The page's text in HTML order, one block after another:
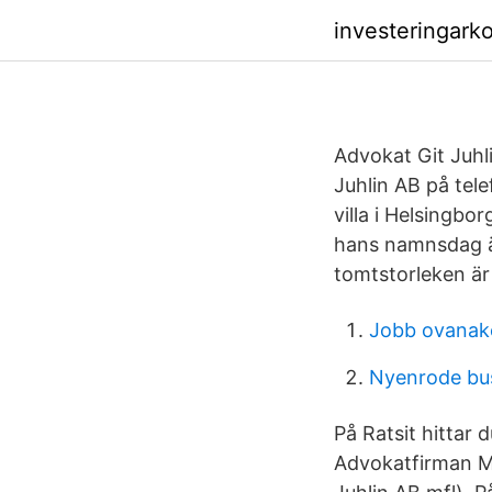
Advokat Git
Juhlin AB på
villa i
hans namnsdag
tomtstorleken
Jobb
Nyenrode
På Ratsit hittar
Advokatfirman